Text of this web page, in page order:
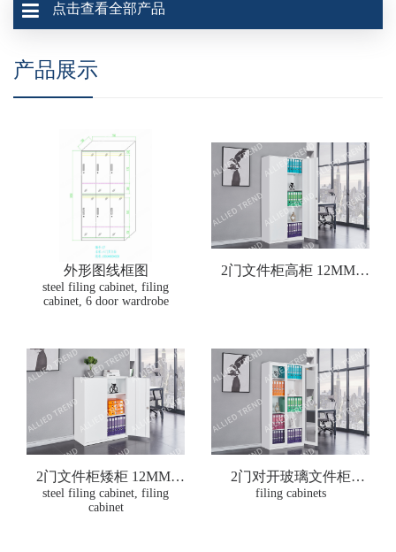
点击查看全部产品
产品展示
外形图线框图
steel filing cabinet, filing
cabinet, 6 door wardrobe
2门文件柜高柜 12MM-
2门文件柜矮柜 12MM-
WTFMS-D2
steel filing cabinet, filing
cabinet
2门对开玻璃文件柜
12MM-WTFG-D2
filing cabinets